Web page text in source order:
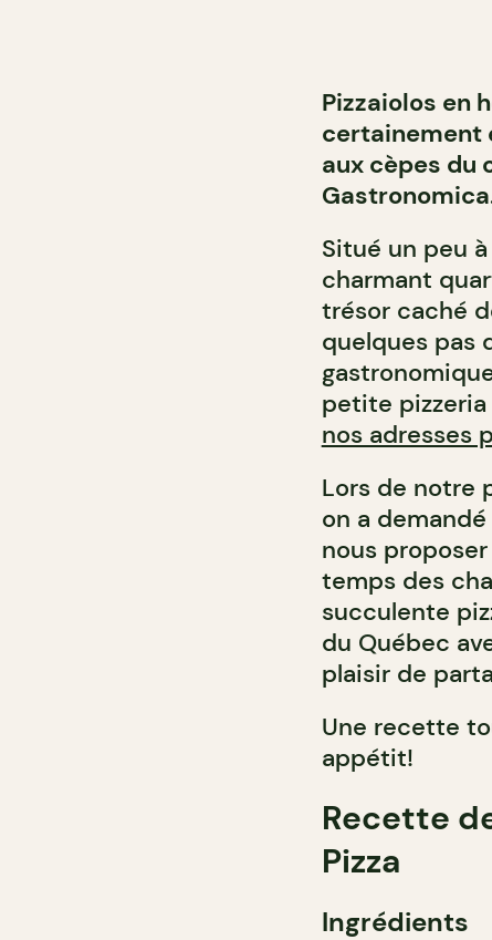
Pizzaiolos en
certainement
aux cèpes du
Situé un peu
charmant
trésor caché
quelques pas
petite
nos adresses
Lors de notre
on a
nous
temps des
succulente
du Québec
plaisir de
Une recette
appétit!
Recette
Pizza
Ingrédients